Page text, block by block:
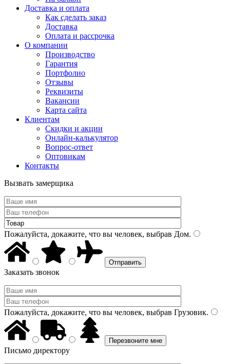
Доставка и оплата
Как сделать заказ
Доставка
Оплата и рассрочка
О компании
Производство
Гарантия
Портфолио
Отзывы
Реквизиты
Вакансии
Карта сайта
Клиентам
Скидки и акции
Онлайн-калькулятор
Вопрос-ответ
Оптовикам
Контакты
Вызвать замерщика
Пожалуйста, докажите, что вы человек, выбрав Дом.
Заказать звонок
Пожалуйста, докажите, что вы человек, выбрав Грузовик.
Письмо директору